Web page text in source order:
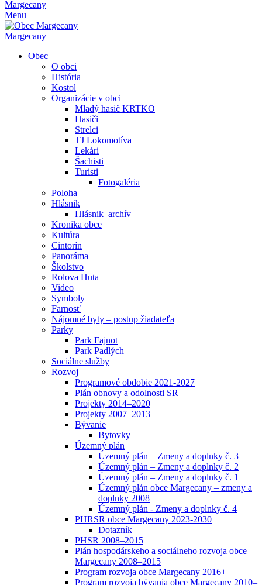
Margecany
Menu
Margecany
Obec
O obci
História
Kostol
Organizácie v obci
Mladý hasič KRTKO
Hasiči
Strelci
TJ Lokomotíva
Lekári
Šachisti
Turisti
Fotogaléria
Poloha
Hlásnik
Hlásnik–archív
Kronika obce
Kultúra
Cintorín
Panoráma
Školstvo
Rolova Huta
Video
Symboly
Farnosť
Nájomné byty – postup žiadateľa
Parky
Park Fajnot
Park Padlých
Sociálne služby
Rozvoj
Programové obdobie 2021-2027
Plán obnovy a odolnosti SR
Projekty 2014–2020
Projekty 2007–2013
Bývanie
Bytovky
Územný plán
Územný plán – Zmeny a doplnky č. 3
Územný plán – Zmeny a doplnky č. 2
Územný plán – Zmeny a doplnky č. 1
Územný plán obce Margecany – zmeny a
doplnky 2008
Územný plán - Zmeny a doplnky č. 4
PHRSR obce Margecany 2023-2030
Dotazník
PHSR 2008–2015
Plán hospodárskeho a sociálneho rozvoja obce
Margecany 2008–2015
Program rozvoja obce Margecany 2016+
Program rozvoja bývania obce Margecany 2010–